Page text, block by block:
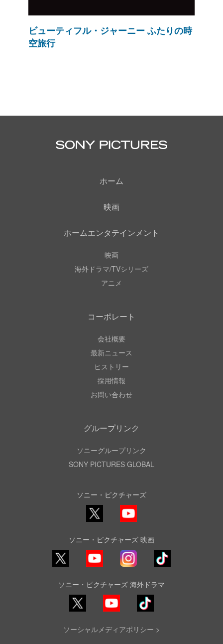
ビューティフル・ジャーニー ふたりの時
空旅行
ホーム
映画
ホームエンタテインメント
映画
海外ドラマ/TVシリーズ
アニメ
コーポレート
会社概要
最新ニュース
ヒストリー
採用情報
お問い合わせ
グループリンク
ソニーグループリンク
SONY PICTURES GLOBAL
ソニー・ピクチャーズ
ソニー・ピクチャーズ 映画
ソニー・ピクチャーズ 海外ドラマ
ソーシャルメディアポリシー >